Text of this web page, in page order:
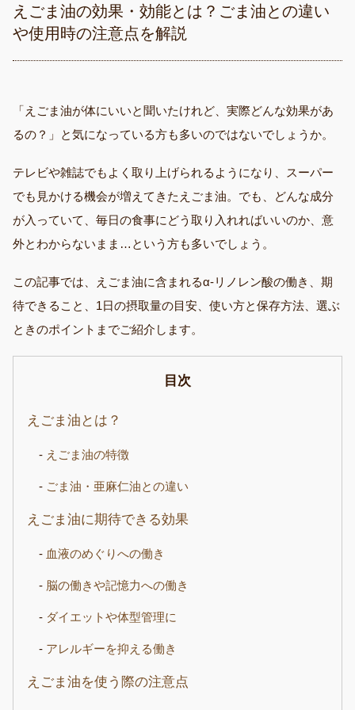
えごま油の効果・効能とは？ごま油との違い
や使用時の注意点を解説
「えごま油が体にいいと聞いたけれど、実際どんな効果があ
るの？」と気になっている方も多いのではないでしょうか。
テレビや雑誌でもよく取り上げられるようになり、スーパー
でも見かける機会が増えてきたえごま油。でも、どんな成分
が入っていて、毎日の食事にどう取り入れればいいのか、意
外とわからないまま…という方も多いでしょう。
この記事では、えごま油に含まれるα-リノレン酸の働き、期
待できること、1日の摂取量の目安、使い方と保存方法、選ぶ
ときのポイントまでご紹介します。
目次
えごま油とは？
えごま油の特徴
ごま油・亜麻仁油との違い
えごま油に期待できる効果
血液のめぐりへの働き
脳の働きや記憶力への働き
ダイエットや体型管理に
アレルギーを抑える働き
えごま油を使う際の注意点